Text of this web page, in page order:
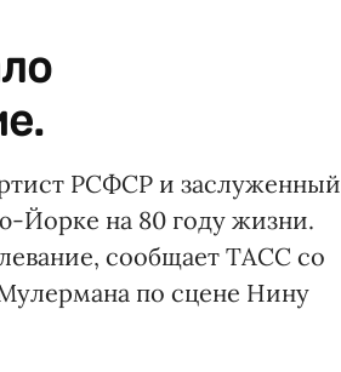
РСФСР и заслуженный
Йорке на 80 году жизни.
сообщает ТАСС со
по сцене Нину